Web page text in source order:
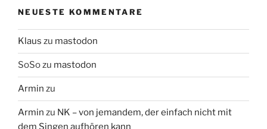
NEUESTE KOMMENTARE
Klaus zu mastodon
SoSozu mastodon
Armin zu
Armin zu NK – von jemandem, der einfach nicht mit
dem Singen aufhören kann